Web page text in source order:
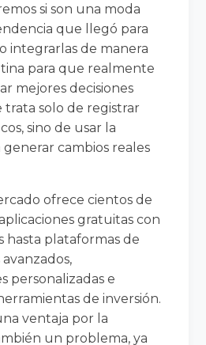
si son una moda
que llegó para
integrarlas de manera
para que realmente
mejores decisiones
trata solo de registrar
sino de usar la
cambios reales
ofrece cientos de
gratuitas con
hasta plataformas de
personalizadas e
de inversión.
ventaja por la
un problema, ya